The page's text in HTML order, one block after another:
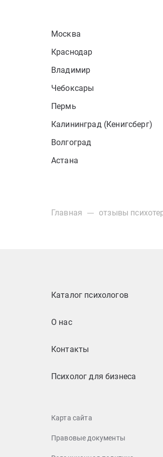
Москва
Краснодар
Владимир
Чебоксары
Пермь
Калининград (Кенигсберг)
Волгоград
Астана
Главная отзывы
Каталог психологов
О нас
Контакты
Психолог для бизнеса
Карта сайта
Правовые документы